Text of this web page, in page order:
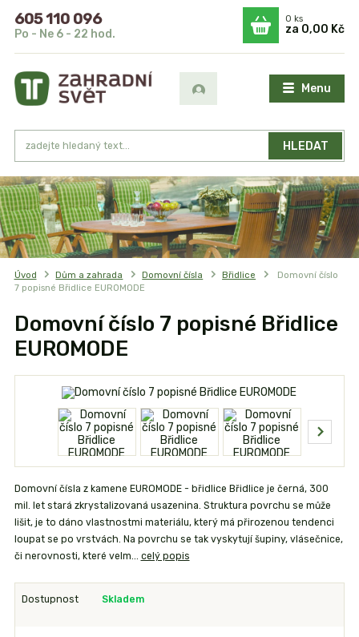
Menu
HLEDAT
605 110 096
Po - Ne 6 - 22 hod.
0ks
za 0,00 Kč
Úvod Dům a zahrada Domovní čísla Břidlice
Domovní číslo
7 popisné Břidlice EUROMODE
Domovní číslo 7 popisné Břidlice
EUROMODE
Domovní čísla z kamene EUROMODE - břidlice Břidlice je černá, 300
mil. let stará zkrystalizovaná usazenina. Struktura povrchu se může
lišit, je to dáno vlastnostmi materiálu, který má přirozenou tendenci
loupat se po vrstvách. Na povrchu se tak vyskytují šupiny, vlásečnice,
či nerovnosti, které velm... celý popis
Dostupnost Skladem